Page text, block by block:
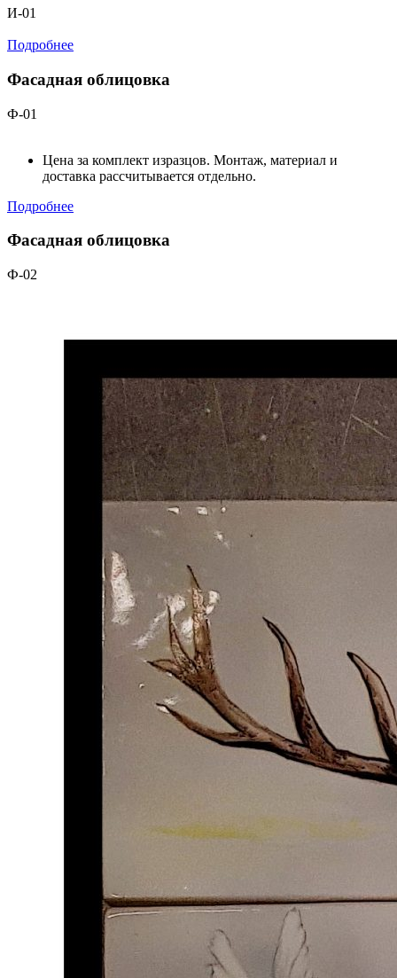
И-01
Подробнее
Фасадная облицовка
Ф-01
Цена за комплект изразцов. Монтаж, материал и
доставка рассчитывается отдельно.
Подробнее
Фасадная облицовка
Ф-02